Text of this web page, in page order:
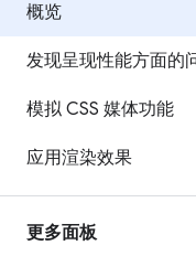
概览
发现呈现性能方面的
模拟 CSS 媒体功能
应用渲染效果
更多面板